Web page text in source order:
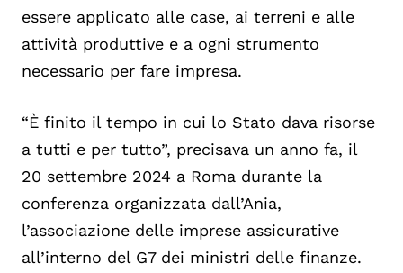
essere applicato alle case, ai terreni e alle
attività produttive e a ogni strumento
necessario per fare impresa.
“È finito il tempo in cui lo Stato dava risorse
a tutti e per tutto”, precisava un anno fa, il
20 settembre 2024 a Roma durante la
conferenza organizzata dall’Ania,
l’associazione delle imprese assicurative
all’interno del G7 dei ministri delle finanze.